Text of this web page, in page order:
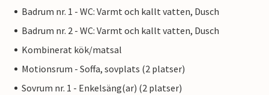
Badrum nr. 1 - WC: Varmt och kallt vatten, Dusch
Badrum nr. 2 - WC: Varmt och kallt vatten, Dusch
Kombinerat kök/matsal
Motionsrum - Soffa, sovplats (2 platser)
Sovrum nr. 1 - Enkelsäng(ar) (2 platser)